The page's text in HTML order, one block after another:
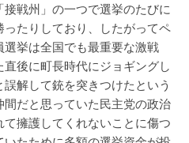
戦州」の一つで選挙のたびに
たりしており、したがってペ
挙は全国でも最重要な激戦
後に町長時代にジョギングし
解して銃を突きつけたという
だと思っていた民主党の政治
擁護してくれないことに傷つ